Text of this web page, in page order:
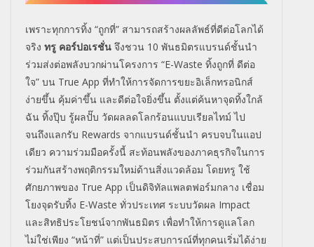
เพราะทุกการทิ้ง “ถูกที่” สามารถสร้างผลลัพธ์ที่ดีต่อโลกได้
จริง ทรู คอร์ปอเรชั่น จึงชวน 10 พันธมิตรแบรนด์ชั้นนำ
ร่วมส่งต่อพลังบวกผ่านโครงการ “E-Waste ทิ้งถูกที่ ดีต่อ
ใจ” บน True App ที่ทำให้การจัดการขยะอิเล็กทรอนิกส์
ง่ายขึ้น คุ้มค่าขึ้น และดีต่อใจยิ่งขึ้น ตั้งแต่ค้นหาจุดทิ้งใกล้
ฉัน ทิ้งปุ๊บ รู้ผลปั๊บ วัดผลลดโลกร้อนแบบเรียลไทม์ ไป
จนถึงแลกรับ Rewards จากแบรนด์ชั้นนำ ครบจบในแอป
เดียว ความร่วมมือครั้งนี้ สะท้อนพลังของภาคธุรกิจในการ
ร่วมกันสร้างพฤติกรรมใหม่ด้านสิ่งแวดล้อม โดยทรู ใช้
ศักยภาพของ True App เป็นดิจิทัลแพลตฟอร์มกลาง เชื่อม
โยงจุดรับทิ้ง E-Waste ทั่วประเทศ ระบบวัดผล Impact
และสิทธิประโยชน์จากพันธมิตร เพื่อทำให้การดูแลโลก
ไม่ใช่เพียง “หน้าที่” แต่เป็นประสบการณ์ที่ทุกคนเริ่มได้ง่าย